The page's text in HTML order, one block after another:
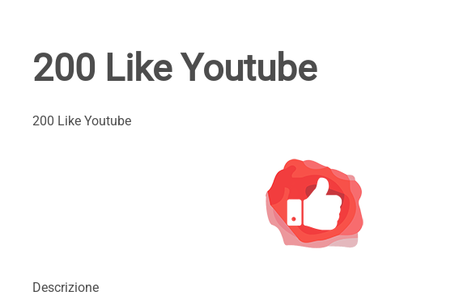
200 Like Youtube
200 Like Youtube
Descrizione